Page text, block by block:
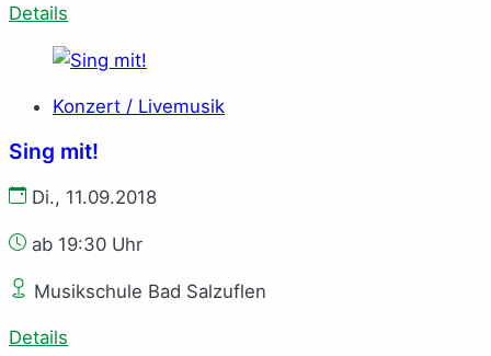
Details
Konzert / Livemusik
Sing mit!
Di., 11.09.2018
ab 19:30 Uhr
Musikschule Bad Salzuflen
Details